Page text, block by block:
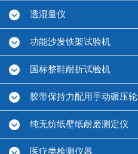
透湿量仪
功能沙发铁架试验机
国标整鞋耐折试验机
胶带保持力配用手动碾压轮
纯无纺纸壁纸耐磨测定仪
医疗类检测仪器